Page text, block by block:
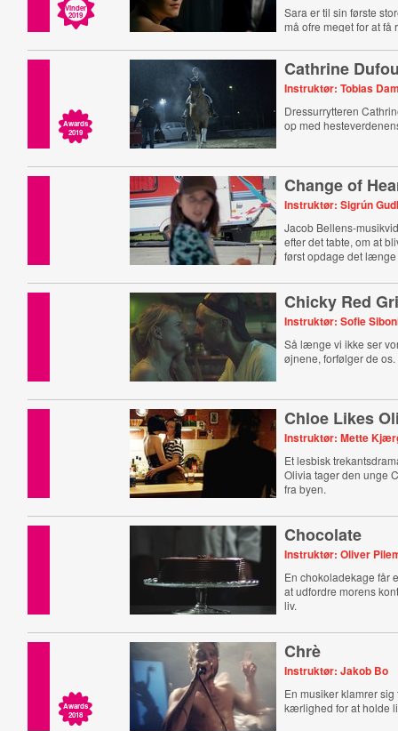
Vinder
2019
Sara er til sin første
må ofre meget for at få
Awards
2019
Cathrine
Instruktør: Tobias
Dressurrytteren
op med
Change of
Instruktør: Sigrún
Jacob Bellens-
efter det tabte, om at
først opdage det længe
Chicky Red
Instruktør: Sofie
Så længe vi ikke ser
øjnene, forfølger de os.
Chloe Likes
Instruktør: Mette
Et lesbisk
Olivia tager den unge
fra byen.
Chocolate
Instruktør: Oliver
En chokoladekage får
at udfordre morens
liv.
Awards
2018
Chrè
Instruktør: Jakob Bo
En musiker klamrer
kærlighed for at holde